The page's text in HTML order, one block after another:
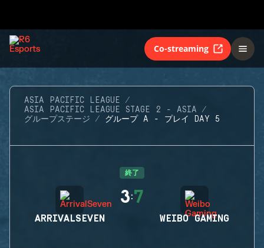
Co-streaming
ASIA PACIFIC LEAGUE
ASIA PACIFIC LEAGUE STAGE 2 - ASIA
グループステージ
グループ A - プレイ DAY 5
終了
ARRIVALSEVEN
3:7
WEIBO GAMING